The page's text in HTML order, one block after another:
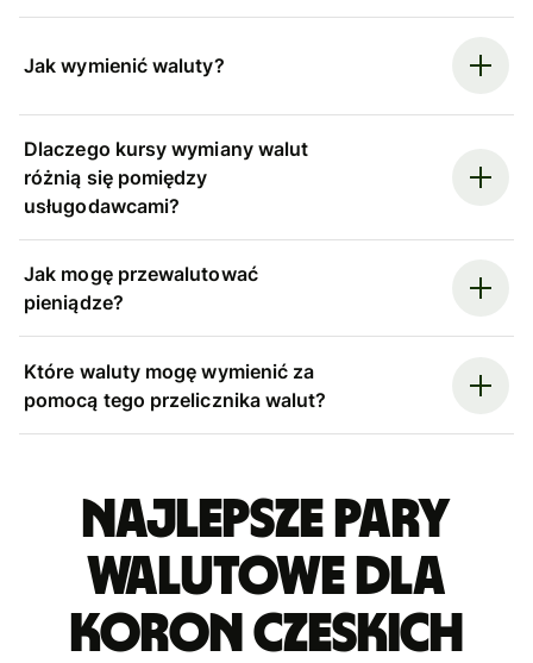
Jak wymienić waluty?
Dlaczego kursy wymiany walut
różnią się pomiędzy
usługodawcami?
Jak mogę przewalutować
pieniądze?
Które waluty mogę wymienić za
pomocą tego przelicznika walut?
Najlepsze pary
walutowe dla
koron czeskich